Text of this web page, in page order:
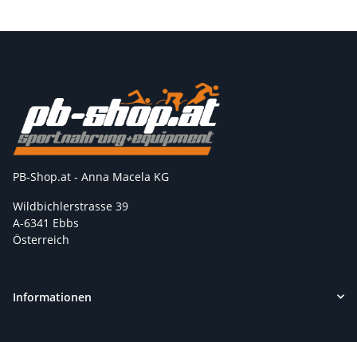
PB-Shop.at - Anna Macela KG
Wildbichlerstrasse 39
A-6341 Ebbs
Österreich
Informationen